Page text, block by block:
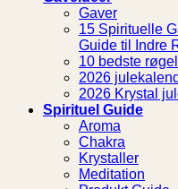
Gaver
15 Spirituelle
Guide til Indre
10 bedste
2026
2026 Krystal
Spirituel Guide
Aroma
Chakra
Krystaller
Meditation